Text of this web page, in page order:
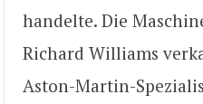
handelte. Die
Richard Williams
Aston-Martin-